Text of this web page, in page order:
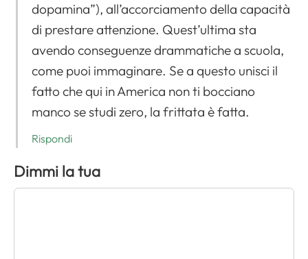
dopamina”), all’accorciamento della capacità
di prestare attenzione. Quest’ultima sta
avendo conseguenze drammatiche a scuola,
come puoi immaginare. Se a questo unisci il
fatto che qui in America non ti bocciano
manco se studi zero, la frittata è fatta.
Rispondi
Dimmi la tua